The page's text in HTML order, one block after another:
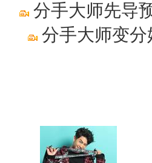
分手大师先导
分手大师变